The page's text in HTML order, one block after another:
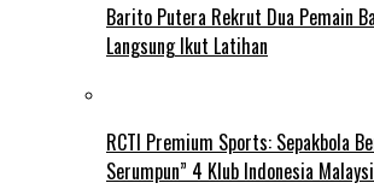
Barito Putera Rekrut Dua Pemain
Langsung Ikut Latihan
RCTI Premium Sports: Sepakbola
Serumpun” 4 Klub Indonesia